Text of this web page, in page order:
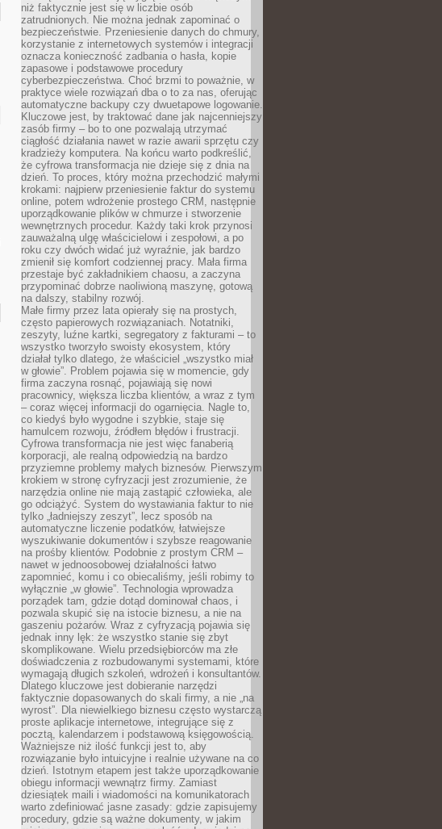
niż faktycznie jest się w liczbie osób
zatrudnionych. Nie można jednak zapominać o
bezpieczeństwie. Przeniesienie danych do chmury,
korzystanie z internetowych systemów i integracji
oznacza konieczność zadbania o hasła, kopie
zapasowe i podstawowe procedury
cyberbezpieczeństwa. Choć brzmi to poważnie, w
praktyce wiele rozwiązań dba o to za nas, oferując
automatyczne backupy czy dwuetapowe logowanie.
Kluczowe jest, by traktować dane jak najcenniejszy
zasób firmy – bo to one pozwalają utrzymać
ciągłość działania nawet w razie awarii sprzętu czy
kradzieży komputera. Na końcu warto podkreślić,
że cyfrowa transformacja nie dzieje się z dnia na
dzień. To proces, który można przechodzić małymi
krokami: najpierw przeniesienie faktur do systemu
online, potem wdrożenie prostego CRM, następnie
uporządkowanie plików w chmurze i stworzenie
wewnętrznych procedur. Każdy taki krok przynosi
zauważalną ulgę właścicielowi i zespołowi, a po
roku czy dwóch widać już wyraźnie, jak bardzo
zmienił się komfort codziennej pracy. Mała firma
przestaje być zakładnikiem chaosu, a zaczyna
przypominać dobrze naoliwioną maszynę, gotową
na dalszy, stabilny rozwój.
Małe firmy przez lata opierały się na prostych,
często papierowych rozwiązaniach. Notatniki,
zeszyty, luźne kartki, segregatory z fakturami – to
wszystko tworzyło swoisty ekosystem, który
działał tylko dlatego, że właściciel „wszystko miał
w głowie”. Problem pojawia się w momencie, gdy
firma zaczyna rosnąć, pojawiają się nowi
pracownicy, większa liczba klientów, a wraz z tym
– coraz więcej informacji do ogarnięcia. Nagle to,
co kiedyś było wygodne i szybkie, staje się
hamulcem rozwoju, źródłem błędów i frustracji.
Cyfrowa transformacja nie jest więc fanaberią
korporacji, ale realną odpowiedzią na bardzo
przyziemne problemy małych biznesów. Pierwszym
krokiem w stronę cyfryzacji jest zrozumienie, że
narzędzia online nie mają zastąpić człowieka, ale
go odciążyć. System do wystawiania faktur to nie
tylko „ładniejszy zeszyt”, lecz sposób na
automatyczne liczenie podatków, łatwiejsze
wyszukiwanie dokumentów i szybsze reagowanie
na prośby klientów. Podobnie z prostym CRM –
nawet w jednoosobowej działalności łatwo
zapomnieć, komu i co obiecaliśmy, jeśli robimy to
wyłącznie „w głowie”. Technologia wprowadza
porządek tam, gdzie dotąd dominował chaos, i
pozwala skupić się na istocie biznesu, a nie na
gaszeniu pożarów. Wraz z cyfryzacją pojawia się
jednak inny lęk: że wszystko stanie się zbyt
skomplikowane. Wielu przedsiębiorców ma złe
doświadczenia z rozbudowanymi systemami, które
wymagają długich szkoleń, wdrożeń i konsultantów.
Dlatego kluczowe jest dobieranie narzędzi
faktycznie dopasowanych do skali firmy, a nie „na
wyrost”. Dla niewielkiego biznesu często wystarczą
proste aplikacje internetowe, integrujące się z
pocztą, kalendarzem i podstawową księgowością.
Ważniejsze niż ilość funkcji jest to, aby
rozwiązanie było intuicyjne i realnie używane na co
dzień. Istotnym etapem jest także uporządkowanie
obiegu informacji wewnątrz firmy. Zamiast
dziesiątek maili i wiadomości na komunikatorach
warto zdefiniować jasne zasady: gdzie zapisujemy
procedury, gdzie są ważne dokumenty, w jakim